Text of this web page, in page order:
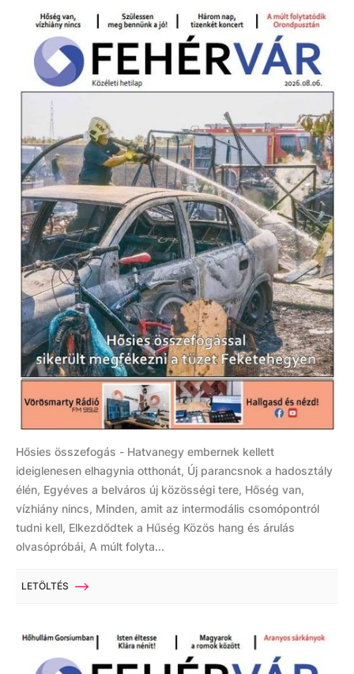
Hősies összefogás - Hatvanegy embernek kellett
ideiglenesen elhagynia otthonát, Új parancsnok a hadosztály
élén, Egyéves a belváros új közösségi tere, Hőség van,
vízhiány nincs, Minden, amit az intermodális csomópontról
tudni kell, Elkezdődtek a Hűség Közös hang és árulás
olvasópróbái, A múlt folyta...
LETÖLTÉS